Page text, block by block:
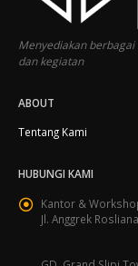
Menyediakan
dan kegiatan
ABOUT
Tentang Kami
HUBUNGI KAMI
Kantor &
Jl. Anggrek